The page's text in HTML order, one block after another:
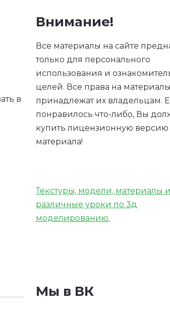
в
Внимание!
Все материалы на сайте
только для персонального
использования и
целей. Все права на материалы
принадлежат их владельцам.
понравилось что-либо, Вы
купить лицензионную версию
материала!
Текстуры, модели, материалы и
различные уроки по 3д
моделированию.
Мы в ВК